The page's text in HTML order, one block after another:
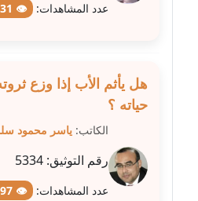
مدونة عطا الله حسب
مدونة عفاف حسين
عاملة
مدونة علا ابو
عاملة
مدونة علا الأزوك
عدد المشاهدات: 👁 5231
هل يأثم الأب إذا وزع
حياته ؟
الكاتب: ياسر محمود
رقم التوثيق: 5334
عدد المشاهدات: 👁 5197